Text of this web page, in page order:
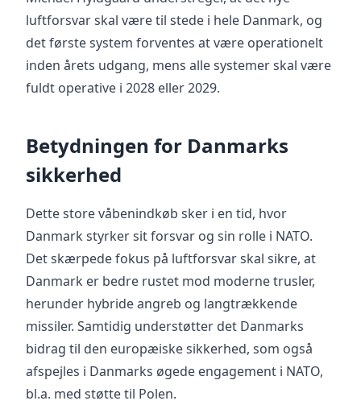
luftforsvar skal være til stede i hele Danmark, og
det første system forventes at være operationelt
inden årets udgang, mens alle systemer skal være
fuldt operative i 2028 eller 2029.
Betydningen for Danmarks
sikkerhed
Dette store våbenindkøb sker i en tid, hvor
Danmark styrker sit forsvar og sin rolle i NATO.
Det skærpede fokus på luftforsvar skal sikre, at
Danmark er bedre rustet mod moderne trusler,
herunder hybride angreb og langtrækkende
missiler. Samtidig understøtter det Danmarks
bidrag til den europæiske sikkerhed, som også
afspejles i Danmarks øgede engagement i NATO,
bl.a. med støtte til Polen.